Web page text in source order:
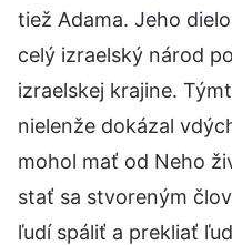
tiež Adama. Jeho
celý izraelský národ
izraelskej krajine.
nielenže dokázal
mohol mať od Neho
stať sa stvoreným
ľudí spáliť a prekliať